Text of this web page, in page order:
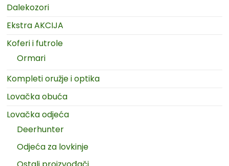
Dalekozori
Ekstra AKCIJA
Koferi i futrole
Ormari
Kompleti oružje i optika
Lovačka obuća
Lovačka odjeća
Deerhunter
Odjeća za lovkinje